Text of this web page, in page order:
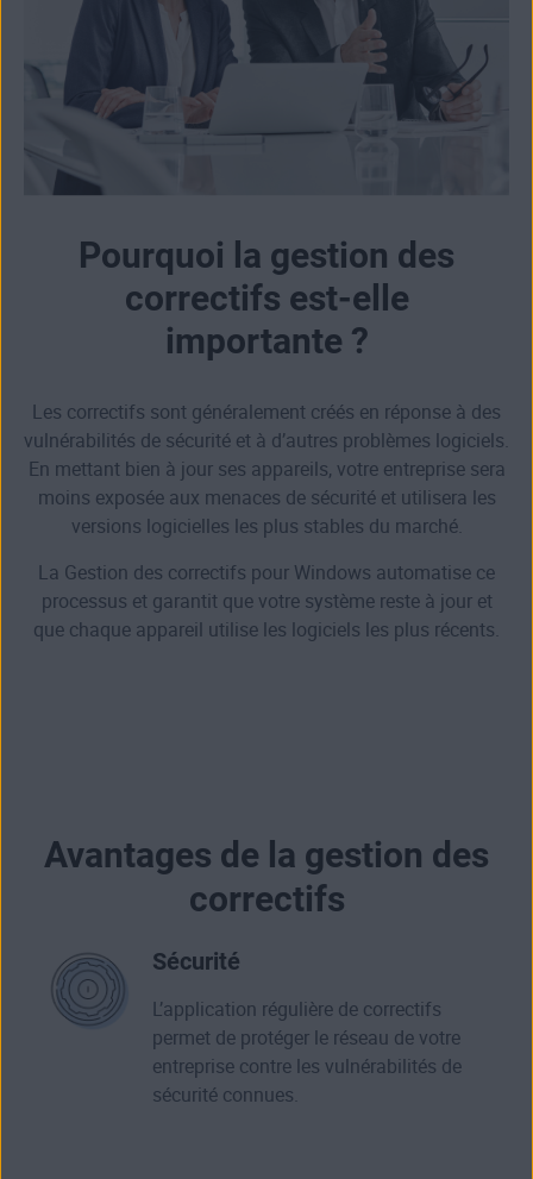
Pourquoi la gestion des
correctifs est-elle
importante ?
Les correctifs sont généralement créés en réponse à des
vulnérabilités de sécurité et à d’autres problèmes logiciels.
En mettant bien à jour ses appareils, votre entreprise sera
moins exposée aux menaces de sécurité et utilisera les
versions logicielles les plus stables du marché.
La Gestion des correctifs pour Windows automatise ce
processus et garantit que votre système reste à jour et
que chaque appareil utilise les logiciels les plus récents.
Avantages de la gestion des
correctifs
Sécurité
L’application régulière de correctifs
permet de protéger le réseau de votre
entreprise contre les vulnérabilités de
sécurité connues.